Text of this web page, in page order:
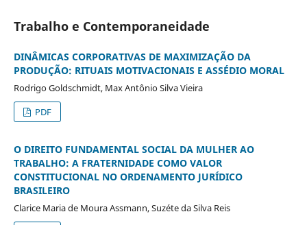
Trabalho e Contemporaneidade
DINÂMICAS CORPORATIVAS DE MAXIMIZAÇÃO DA
PRODUÇÃO: RITUAIS MOTIVACIONAIS E ASSÉDIO MORAL
Rodrigo Goldschmidt, Max Antônio Silva Vieira
PDF
O DIREITO FUNDAMENTAL SOCIAL DA MULHER AO
TRABALHO: A FRATERNIDADE COMO VALOR
CONSTITUCIONAL NO ORDENAMENTO JURÍDICO
BRASILEIRO
Clarice Maria de Moura Assmann, Suzéte da Silva Reis